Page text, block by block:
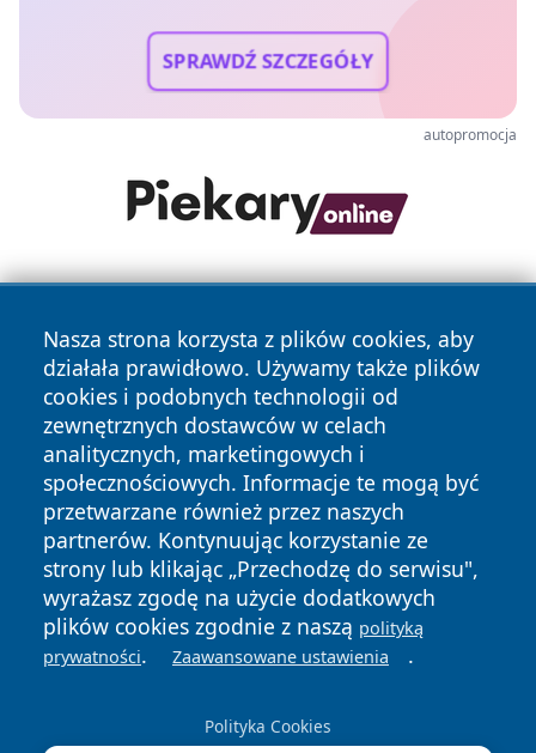
SPRAWDŹ SZCZEGÓŁY
autopromocja
Nasza strona korzysta z plików cookies, aby
działała prawidłowo. Używamy także plików
cookies i podobnych technologii od
zewnętrznych dostawców w celach
analitycznych, marketingowych i
społecznościowych. Informacje te mogą być
przetwarzane również przez naszych
partnerów. Kontynuując korzystanie ze
strony lub klikając „Przechodzę do serwisu",
wyrażasz zgodę na użycie dodatkowych
plików cookies zgodnie z naszą polityką
prywatności. Zaawansowane ustawienia .
Polityka Cookies
Copyright © 2026 dabrowski24.pl Wszystkie prawa
zastrzeżone.
News Autorzy
Polityka
Prywatności
Polityka
Cookies